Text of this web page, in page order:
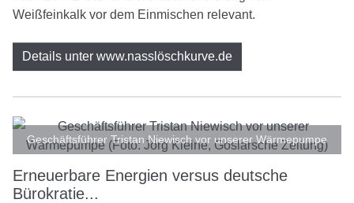
Weißfeinkalk vor dem Einmischen relevant.
Details unter www.nasslöschkurve.de
Geschäftsführer Tristan Niewisch vor unserer Wärmepumpe
Erneuerbare Energien versus deutsche
Bürokratie...